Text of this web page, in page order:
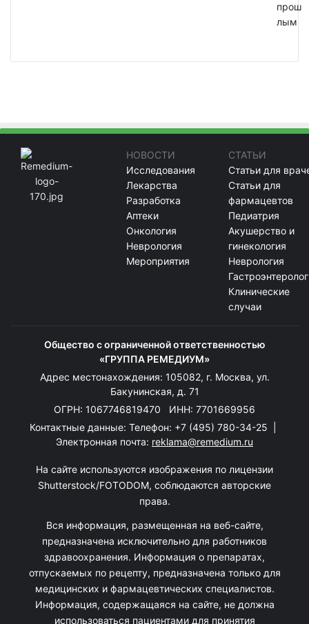
прош
лым
НОВОСТИ
Исследования
Лекарства
Разработка
Аптеки
Онкология
Неврология
Мероприятия
СТАТЬИ
Статьи для
Статьи для
фармацевтов
Педиатрия
Акушерство и
гинекология
Неврология
Клинические
случаи
Общество с ограниченной ответственностью
«ГРУППА РЕМЕДИУМ»
Адрес местонахождения: 105082, г. Москва, ул.
Бакунинская, д. 71
ОГРН: 1067746819470 ИНН: 7701669956
Контактные данные: Телефон: +7 (495) 780-34-25
Электронная почта: reklama@remedium.ru
На сайте используются изображения по лицензии
Shutterstock/FOTODOM, соблюдаются авторские
права.
Вся информация, размещенная на веб-сайте,
предназначена исключительно для работников
здравоохранения. Информация о препаратах,
отпускаемых по рецепту, предназначена только для
медицинских и фармацевтических специалистов.
Информация, содержащаяся на сайте, не должна
использоваться пациентами для принятия